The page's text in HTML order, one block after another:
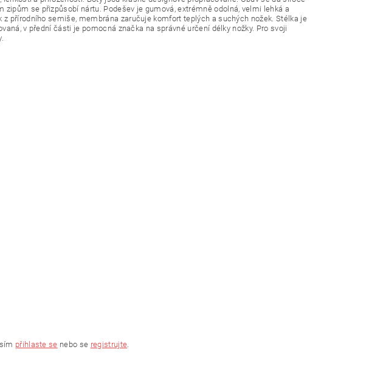
se přizpůsobí nártu. Podešev je gumová, extrémně odolná, velmi lehká a
přírodního semiše, membrána zaručuje komfort teplých a suchých nožek. Stélka je
v přední části je pomocná značka na správné určení délky nožky. Pro svoji
přihlaste se nebo se registrujte.